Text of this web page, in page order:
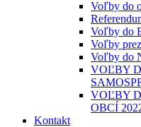
Voľby do
Voľby do
Voľby
Voľby do
VOĽBY
VOĽBY
OBCÍ
Kontakt